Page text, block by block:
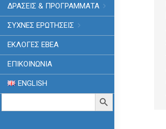
ΔΡΑΣΕΙΣ & ΠΡΟΓΡΑΜΜΑΤΑ
ΣΥΧΝΕΣ ΕΡΩΤΗΣΕΙΣ
ΕΚΛΟΓΈΣ ΕΒΕΑ
ΕΠΙΚΟΙΝΩΝΙΑ
ENGLISH
Search
Search Button